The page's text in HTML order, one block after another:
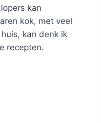
kan
kok, met veel
kan denk ik
recepten.